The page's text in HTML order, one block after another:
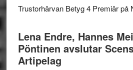
Trustorhärvan Betyg 4 Premiär
Lena Endre, Hannes
Pöntinen avslutar
Artipelag